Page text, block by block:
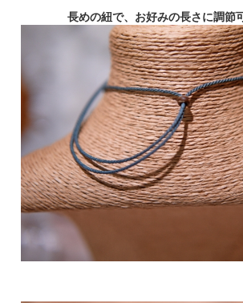
長めの紐で、お好みの長さに調節